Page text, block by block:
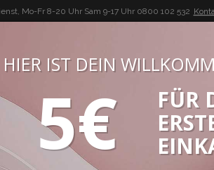
Mo-Fr 8-20 Uhr Sam 9-17 Uhr0800 102 532
BUON VINO, BUONA
PROBIERPAKETE
HIER IST DEIN
5€
FÜR